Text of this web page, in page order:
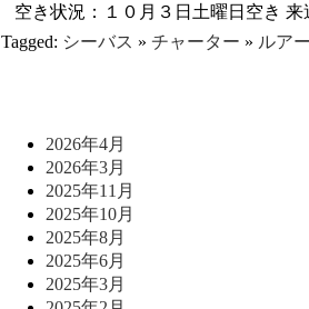
空き状況：１０月３日土曜日空き
Tagged: シーバス » チャーター » ルア
2026年4月
2026年3月
2025年11月
2025年10月
2025年8月
2025年6月
2025年3月